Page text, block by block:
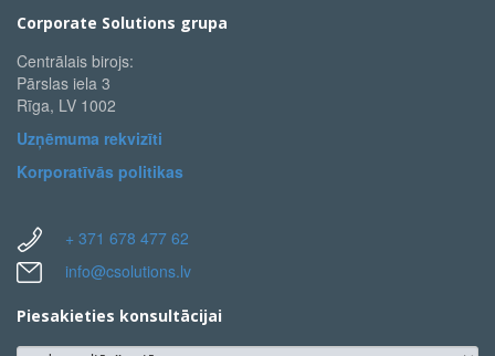
Corporate Solutions grupa
Centrālais birojs:
Pārslas iela 3
Rīga, LV 1002
Uzņēmuma rekvizīti
Korporatīvās politikas
+ 371 678 477 62
info@csolutions.lv
Piesakieties konsultācijai